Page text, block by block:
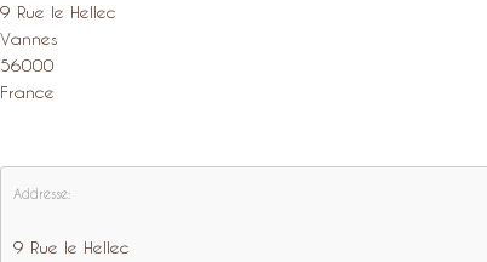
9 Rue le Hellec
Vannes
56000
France
Addresse:
9 Rue le Hellec